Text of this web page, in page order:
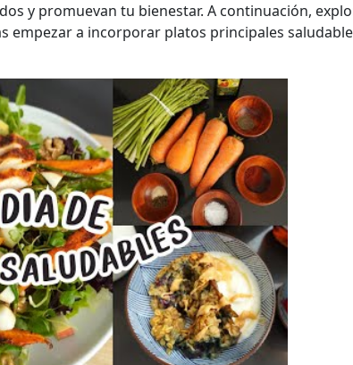
y promuevan tu bienestar. A continuación,
empezar a incorporar platos principales